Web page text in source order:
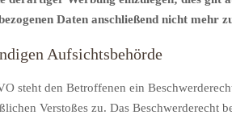
Daten anschließend nicht
Aufsichtsbehörde
steht den Betroffenen ein
Verstoßes zu. Das